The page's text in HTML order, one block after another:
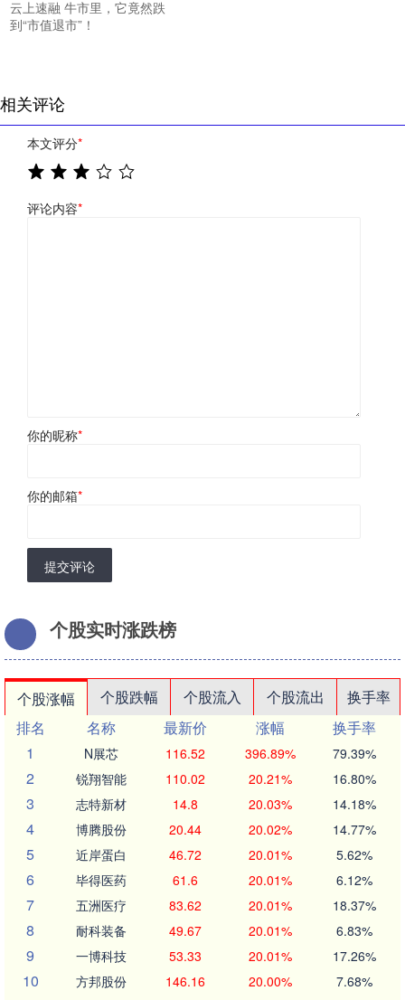
云上速融 牛市里，它竟然跌
到“市值退市”！
相关评论
本文评分*
评论内容*
你的昵称*
你的邮箱*
提交评论
个股实时涨跌榜
个股涨幅 个股跌幅 个股流入 个股流出
换手率
排名
名称 最新价 涨幅
换手率
1
N展芯 116.52 396.89% 79.39%
2 锐翔智能 110.02 20.21% 16.80%
3 志特新材 14.8 20.03% 14.18%
4 博腾股份 20.44 20.02% 14.77%
5 近岸蛋白 46.72 20.01% 5.62%
6 毕得医药 61.6 20.01% 6.12%
7 五洲医疗 83.62 20.01% 18.37%
8 耐科装备 49.67 20.01% 6.83%
9 一博科技 53.33 20.01% 17.26%
10 方邦股份 146.16 20.00% 7.68%